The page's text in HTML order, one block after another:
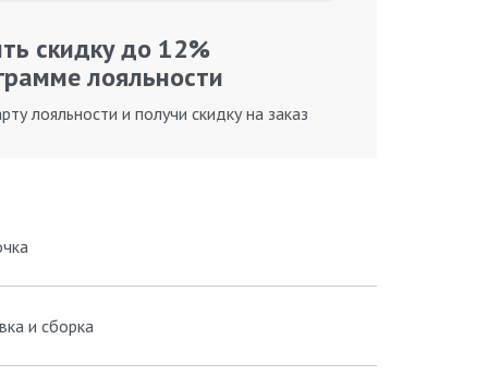
скидку до 12%
лояльности
лояльности и получи скидку на заказ
и сборка